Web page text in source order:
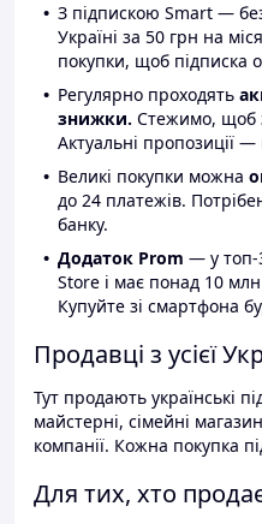
З підпискою Smart —
Україні за 50 грн на
покупки, щоб підписка
Регулярно проходять
знижки. Стежимо, щоб
Актуальні пропозиції —
Великі покупки можна
до 24 платежів.
банку.
Додаток Prom — у топ-
Store і має понад 10
Купуйте зі смартфона
Продавці з усієї
Тут продають українські
майстерні, сімейні
компанії. Кожна покупка
Для тих, хто